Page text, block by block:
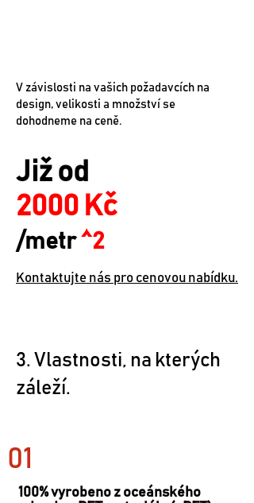
V závislosti na vašich požadavcích na
design, velikosti a množství se
dohodneme na ceně.
Již od
2000 Kč
/metr ^2
Kontaktujte nás pro cenovou nabídku.
3. Vlastnosti, na kterých
záleží.
01
100% vyrobeno z oceánského